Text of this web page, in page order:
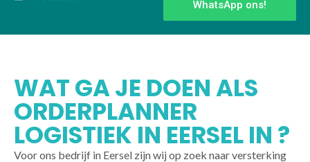
WhatsApp ons!
WAT GA JE DOEN ALS
ORDERPLANNER
LOGISTIEK IN EERSEL IN ?
Voor ons bedrijf in Eersel zijn wij op zoek naar versterking